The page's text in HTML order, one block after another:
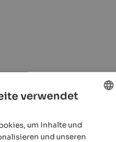
GERMAN
verwendet
um Inhalte und
und unseren